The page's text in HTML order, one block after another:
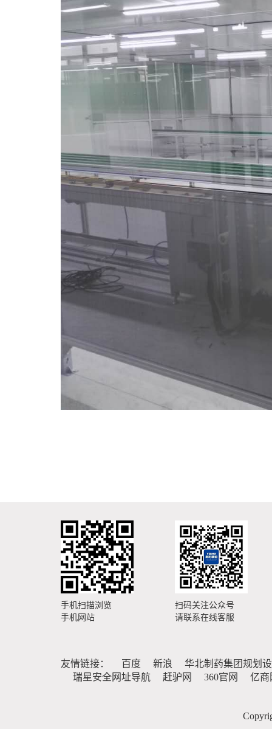
手机扫描浏览
手机网站
扫码关注公众号
请联系在线客服
友情链接： 百度 新浪
华北制药集团规划
瑞星安全网址导航
赶驴网 360官网 亿商